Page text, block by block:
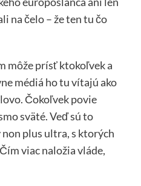
na čelo – že ten tu čo
môže prísť ktokoľvek a
médiá ho tu vítajú ako
Čokoľvek povie
sväté. Veď sú to
plus ultra, s ktorých
viac naložia vláde,